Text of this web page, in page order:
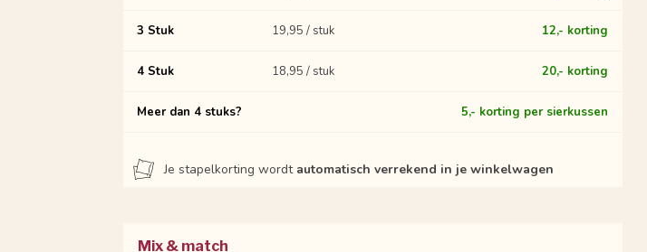
3 Stuk 19,95 / stuk 12,- korting
4 Stuk 18,95 / stuk 20,- korting
Meer dan 4 stuks? 5,- korting per sierkussen
Je stapelkorting wordt automatisch verrekend in je winkelwagen
Mix & match